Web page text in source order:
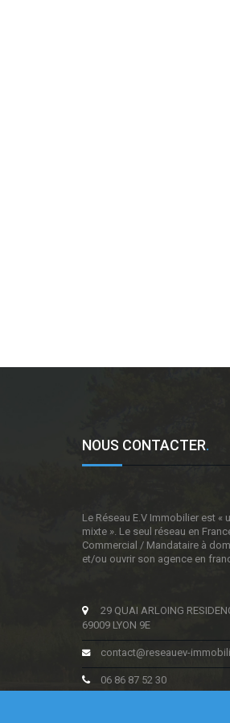
NOUS CONTACTER.
Le Réseau E.V Immobilier est «
mixte ». Le seul réseau en
Commercial / Mandataire à
et/ou ouvrir son agence en
29 QUAI ARLOING
69009 LYON 9E
contact@reseauev-
06 86 87 52 30